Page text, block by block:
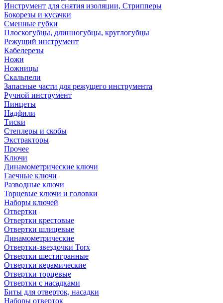
Инструмент для снятия изоляции, Стрипперы
Бокорезы и кусачки
Сменные губки
Плоскогубцы, длинногубцы, круглогубцы
Режущий инструмент
Кабелерезы
Ножи
Ножницы
Скальпели
Запасные части для режущего инструмента
Ручной инструмент
Пинцеты
Надфили
Тиски
Степлеры и скобы
Экстракторы
Прочее
Ключи
Динамометрические ключи
Гаечные ключи
Разводные ключи
Торцевые ключи и головки
Наборы ключей
Отвертки
Отвертки крестовые
Отвертки шлицевые
Динамометрические
Отвертки-звездочки Torx
Отвертки шестигранные
Отвертки керамические
Отвертки торцевые
Отвертки с насадками
Биты для отверток, насадки
Наборы отверток